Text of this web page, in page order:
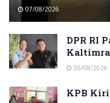
07/08/2026
DPR RI
Kaltimra
05/08/2026
KPB